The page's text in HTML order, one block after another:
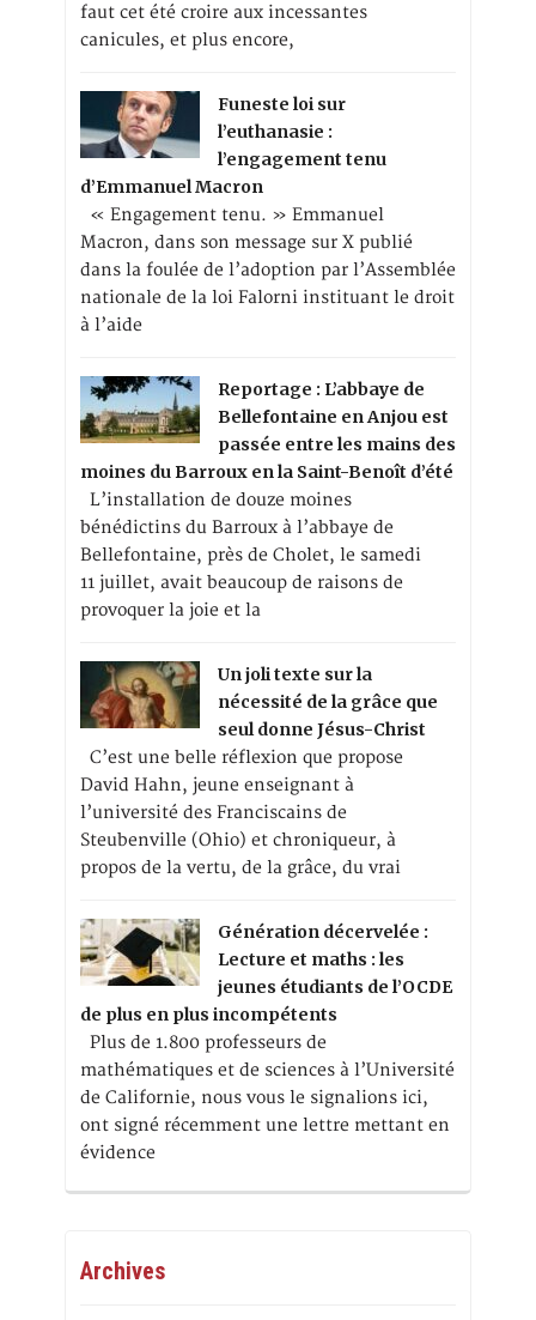
faut cet été croire aux incessantes
canicules, et plus encore,
Funeste loi sur
l’euthanasie :
l’engagement tenu
d’Emmanuel Macron
« Engagement tenu. » Emmanuel
Macron, dans son message sur X publié
dans la foulée de l’adoption par l’Assemblée
nationale de la loi Falorni instituant le droit
à l’aide
Reportage : L’abbaye de
Bellefontaine en Anjou est
passée entre les mains des
moines du Barroux en la Saint-Benoît d’été
L’installation de douze moines
bénédictins du Barroux à l’abbaye de
Bellefontaine, près de Cholet, le samedi
11 juillet, avait beaucoup de raisons de
provoquer la joie et la
Un joli texte sur la
nécessité de la grâce que
seul donne Jésus-Christ
C’est une belle réflexion que propose
David Hahn, jeune enseignant à
l’université des Franciscains de
Steubenville (Ohio) et chroniqueur, à
propos de la vertu, de la grâce, du vrai
Génération décervelée :
Lecture et maths : les
jeunes étudiants de l’OCDE
de plus en plus incompétents
Plus de 1.800 professeurs de
mathématiques et de sciences à l’Université
de Californie, nous vous le signalions ici,
ont signé récemment une lettre mettant en
évidence
Archives